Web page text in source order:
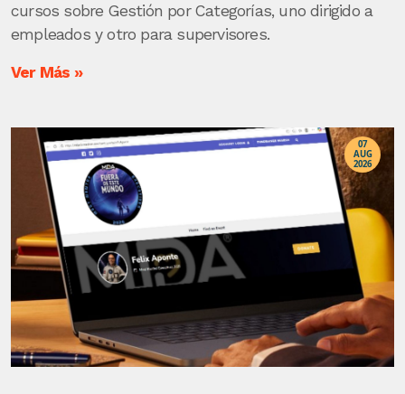
cursos sobre Gestión por Categorías, uno dirigido a
empleados y otro para supervisores.
Ver Más »
07
AUG
2026